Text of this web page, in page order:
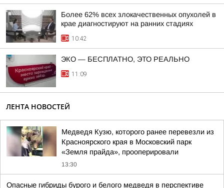
Более 62% всех злокачественных опухолей в
крае диагностируют на ранних стадиях
10:42
ЭКО — БЕСПЛАТНО, ЭТО РЕАЛЬНО
11:09
ЛЕНТА НОВОСТЕЙ
Медведя Кузю, которого ранее перевезли из
Красноярского края в Московский парк
«Земля прайда», прооперировали
13:30
Опасные гибриды бурого и белого медведя в перспективе